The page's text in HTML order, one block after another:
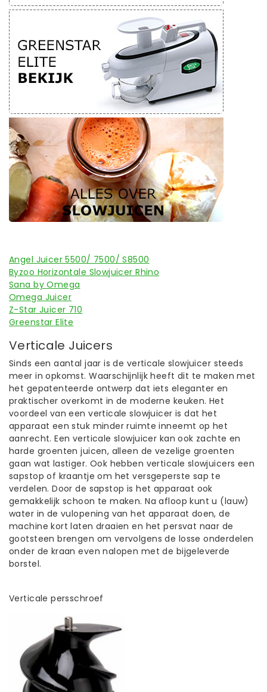
Angel Juicer 5500/ 7500/ S8500
Byzoo Horizontale Slowjuicer Rhino
Sana by Omega
Omega Juicer
Z-Star Juicer 710
Greenstar Elite
Verticale Juicers
Sinds een aantal jaar is de verticale slowjuicer steeds
meer in opkomst. Waarschijnlijk heeft dit te maken met
het gepatenteerde ontwerp dat iets eleganter en
praktischer overkomt in de moderne keuken. Het
voordeel van een verticale slowjuicer is dat het
apparaat een stuk minder ruimte inneemt op het
aanrecht. Een verticale slowjuicer kan ook zachte en
harde groenten juicen, alleen de vezelige groenten
gaan wat lastiger. Ook hebben verticale slowjuicers een
sapstop of kraantje om het versgeperste sap te
verdelen. Door de sapstop is het apparaat ook
gemakkelijk schoon te maken. Na afloop kunt u (lauw)
water in de vulopening van het apparaat doen, de
machine kort laten draaien en het persvat naar de
gootsteen brengen om vervolgens de losse onderdelen
onder de kraan even nalopen met de bijgeleverde
borstel.
Verticale persschroef